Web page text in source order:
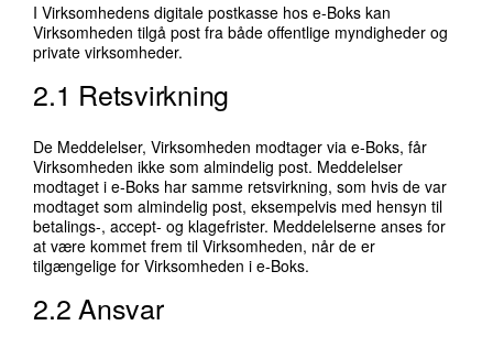
I Virksomhedens digitale postkasse hos e-Boks kan
Virksomheden tilgå post fra både offentlige myndigheder og
private virksomheder.
2.1 Retsvirkning
De Meddelelser, Virksomheden modtager via e-Boks, får
Virksomheden ikke som almindelig post. Meddelelser
modtaget i e-Boks har samme retsvirkning, som hvis de var
modtaget som almindelig post, eksempelvis med hensyn til
betalings-, accept- og klagefrister. Meddelelserne anses for
at være kommet frem til Virksomheden, når de er
tilgængelige for Virksomheden i e-Boks.
2.2 Ansvar